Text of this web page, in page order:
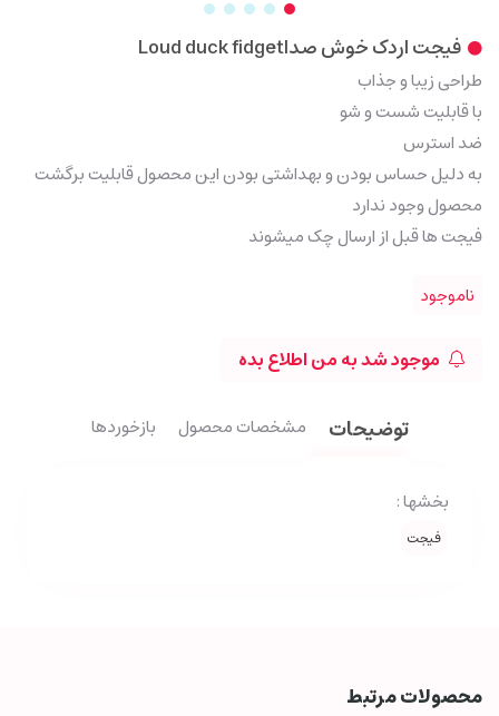
فیجت اردک خوش صداLoud duck fidget
طراحی زیبا و جذاب
با قابلیت شست و شو
ضد استرس
به دلیل حساس بودن و بهداشتی بودن این محصول قابلیت برگشت
محصول وجود ندارد
فیجت ها قبل از ارسال چک میشوند
ناموجود
موجود شد به من اطلاع بده
توضیحات مشخصات محصول بازخوردها
بخشها :
فیجت
محصولات مرتبط